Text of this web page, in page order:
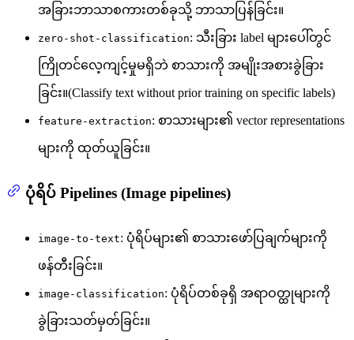
အခြားဘာသာစကားတစ်ခုသို့ ဘာသာပြန်ခြင်း။
zero-shot-classification: သီးခြား label များပေါ်တွင်
ကြိုတင်လေ့ကျင့်မှုမရှိဘဲ စာသားကို အမျိုးအစားခွဲခြား
ခြင်း။(Classify text without prior training on specific labels)
feature-extraction: စာသားများ၏ vector representations
များကို ထုတ်ယူခြင်း။
ပုံရိပ် Pipelines (Image pipelines)
image-to-text: ပုံရိပ်များ၏ စာသားဖော်ပြချက်များကို
ဖန်တီးခြင်း။
image-classification: ပုံရိပ်တစ်ခုရှိ အရာဝတ္ထုများကို
ခွဲခြားသတ်မှတ်ခြင်း။